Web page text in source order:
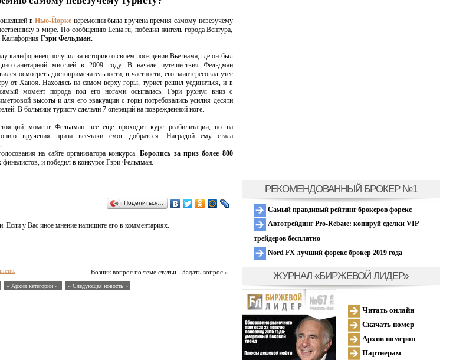
вНью-Йорке церемонии была вручена премия самому невезучему
в мире. По сообщению Lenta.ru, победил житель города Вентура,
Калифорния Гэри Фельдман.
калифорниец получил за историю о своем посещении Вьетнама, где он был
санитарной миссией в 2009 году. В начале путешествия Фельдман
осмотреть достопримечательности, в частности, его заинтересовал утес
от Ханоя. Находясь на самом верху горы, турист решил уединиться, и в
момент порода под его ногами осыпалась. Гэри рухнул вниз с
высоты и для его эвакуации с горы потребовались усилия десяти
В больнице туристу сделали 7 операций на поврежденной ноге.
момент Фельдман все еще проходит курс реабилитации, но на
вручения приза все-таки смог добраться. Наградой ему стала
на сайте организатора конкурса.Боролись за приз более 800
и победил в конкурсе Гэри Фельдман.
Поделиться…
Если у Вас иное мнение напишите его в комментариях.
Возник вопрос по теме статьи - Задать вопрос »
» Архив категории « » Следующая новость »
РЕКОМЕНДОВАННЫЙ БРОКЕР №1
Самый правдивый рейтинг брокеров форекс
Автотрейдинг Pro-Rebate: копируй сделки VIP
трейдеров бесплатно
Nord FX лучший форекс брокер 2019 года
ЖУРНАЛ «БИРЖЕВОЙ ЛИДЕР»
Читать онлайн
Скачать номер
Архив номеров
Партнерам